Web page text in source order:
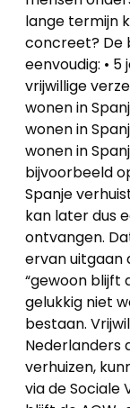
lange termijn
concreet? De
eenvoudig: •
vrijwillige
wonen in
wonen in
wonen in
bijvoorbeeld
Spanje
kan later dus
ontvangen.
ervan uitgaan
“gewoon blijft
gelukkig niet
bestaan.
Nederlanders
verhuizen,
via de Sociale